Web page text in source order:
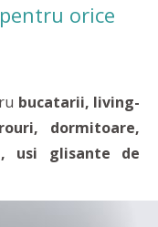
orice
bucatarii, living-
dormitoare,
usi glisante de